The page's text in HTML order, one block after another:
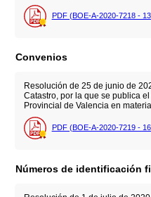
PDF (BOE-A-2020-7218 - 13
Convenios
Resolución de 25 de junio de
Catastro, por la que se publica
Provincial de Valencia en
PDF (BOE-A-2020-7219 - 16
Números de identificación